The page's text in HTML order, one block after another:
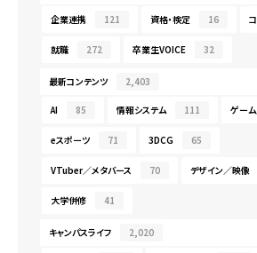
企業連携 121 資格・検定 16
就職 272 卒業生VOICE 32
最新コンテンツ 2,403
AI 85 情報システム 111 ゲー
eスポーツ 71 3DCG 65
VTuber／メタバース 70 デザイン／映像
大学併修 41
キャンパスライフ 2,020